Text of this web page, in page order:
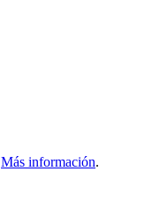
Más información.